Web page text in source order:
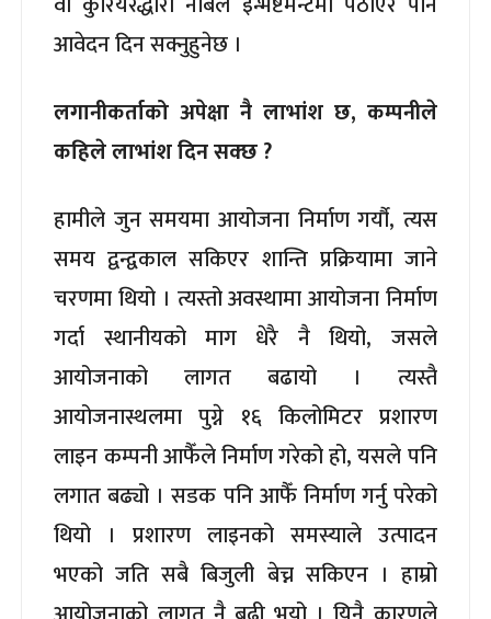
आवेदन दिन सक्नुहुनेछ ।
लगानीकर्ताको अपेक्षा नै लाभांश छ, कम्पनीले
कहिले लाभांश दिन सक्छ ?
हामीले जुन समयमा आयोजना निर्माण गर्यौ, त्यस
समय द्वन्द्वकाल सकिएर शान्ति प्रक्रियामा जाने
चरणमा थियो । त्यस्तो अवस्थामा आयोजना निर्माण
गर्दा स्थानीयको माग धेरै नै थियो, जसले
आयोजनाको लागत बढायो । त्यस्तै
आयोजनास्थलमा पुग्ने १६ किलोमिटर प्रशारण
लाइन कम्पनी आफैँले निर्माण गरेको हो, यसले पनि
लगात बढ्यो । सडक पनि आफैँ निर्माण गर्नु परेको
थियो । प्रशारण लाइनको समस्याले उत्पादन
भएको जति सबै बिजुली बेच्न सकिएन । हाम्रो